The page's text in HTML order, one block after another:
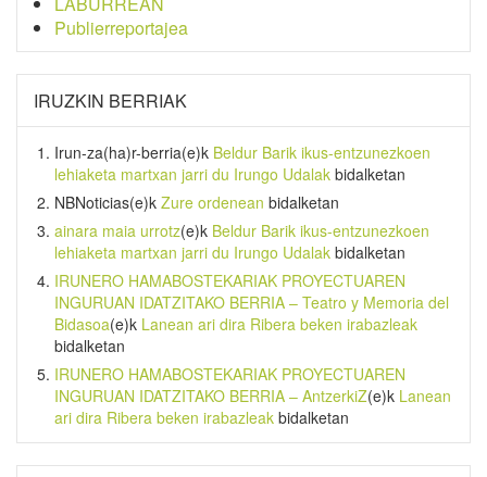
Publierreportajea
IRUZKIN BERRIAK
Irun-za(ha)r-berria(e)k Beldur Barik ikus-entzunezkoen
lehiaketa martxan jarri du Irungo Udalak bidalketan
NBNoticias(e)k Zure ordenean bidalketan
ainara maia urrotz(e)k Beldur Barik ikus-entzunezkoen
lehiaketa martxan jarri du Irungo Udalak bidalketan
IRUNERO HAMABOSTEKARIAK PROYECTUAREN
INGURUAN IDATZITAKO BERRIA – Teatro y Memoria del
Bidasoa(e)k Lanean ari dira Ribera beken irabazleak
bidalketan
IRUNERO HAMABOSTEKARIAK PROYECTUAREN
INGURUAN IDATZITAKO BERRIA – AntzerkiZ(e)k Lanean
ari dira Ribera beken irabazleak bidalketan